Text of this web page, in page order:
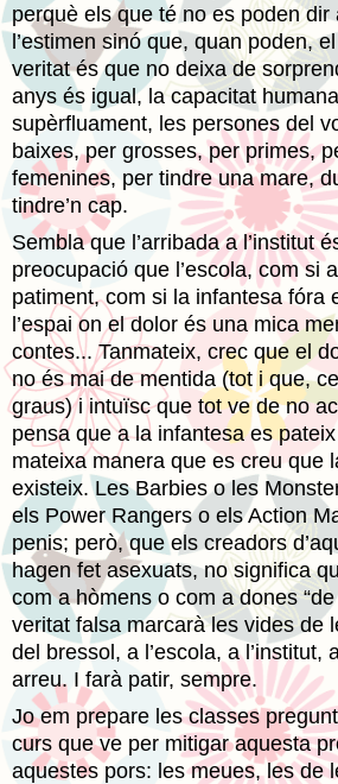
perquè els que té no es poden dir
l’estimen sinó que, quan poden,
veritat és que no deixa de
anys és igual, la capacitat
supèrfluament, les persones del
baixes, per grosses, per primes,
femenines, per tindre una mare,
tindre’n cap.
Sembla que l’arribada a l’institut
preocupació que l’escola, com si
patiment, com si la infantesa fóra
l’espai on el dolor és una mica
contes... Tanmateix, crec que el
no és mai de mentida (tot i que,
graus) i intuïsc que tot ve de no
pensa que a la infantesa es
mateixa manera que es creu que
existeix. Les Barbies o les
els Power Rangers o els Action
penis; però, que els creadors
hagen fet asexuats, no significa
com a hòmens o com a dones
veritat falsa marcarà les vides de
del bressol, a l’escola, a l’institut,
arreu. I farà patir, sempre.
Jo em prepare les classes
curs que ve per mitigar aquesta
aquestes pors: les meues, les de